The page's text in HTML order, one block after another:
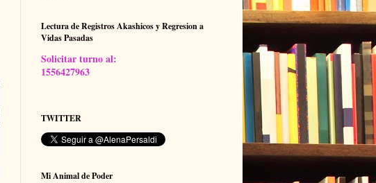
Lectura de Registros Akashicos y Regresion a
Vidas Pasadas
Solicitar turno al:
1556427963
TWITTER
Mi Animal de Poder